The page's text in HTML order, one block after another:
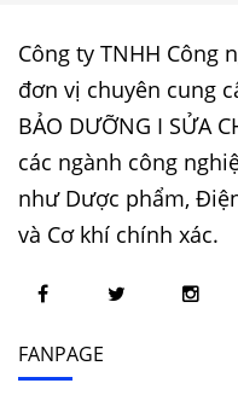
Công ty TNHH Công
đơn vị chuyên cung
BẢO DƯỠNG I SỬA
các ngành công
như Dược phẩm,
và Cơ khí chính xác.
FANPAGE